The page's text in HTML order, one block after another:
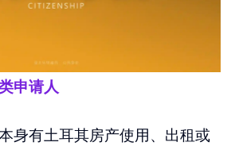
申请人
身有土耳其房产使用、出租或